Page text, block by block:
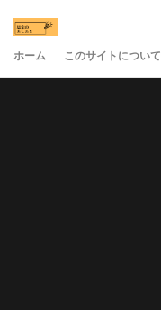
ホーム このサイトについて